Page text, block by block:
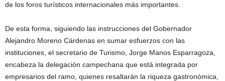
de los foros turísticos internacionales más importantes.
De esta forma, siguiendo las instrucciones del Gobernador
Alejandro Moreno Cárdenas en sumar esfuerzos con las
instituciones, el secretario de Turismo, Jorge Manos Esparragoza,
encabeza la delegación campechana que está integrada por
empresarios del ramo, quienes resaltarán la riqueza gastronómica,